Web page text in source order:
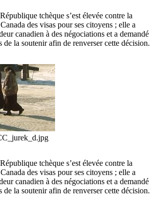
tchèque s’est élevée contre la
des visas pour ses citoyens ; elle a
canadien à des négociations et a demandé
de la soutenir afin de renverser cette décision.
tchèque s’est élevée contre la
des visas pour ses citoyens ; elle a
canadien à des négociations et a demandé
de la soutenir afin de renverser cette décision.